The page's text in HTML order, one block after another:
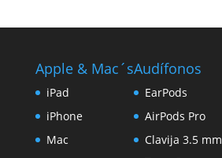
Apple & Mac´s
iPad
iPhone
Mac
Audífonos
EarPods
AirPods Pro
Clavija 3.5 mm